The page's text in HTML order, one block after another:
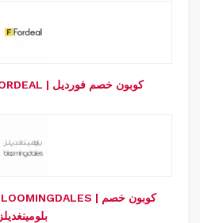
كود خصم فورديل | FORDEAL | كوبون خصم فورديل
بلومينغديلز